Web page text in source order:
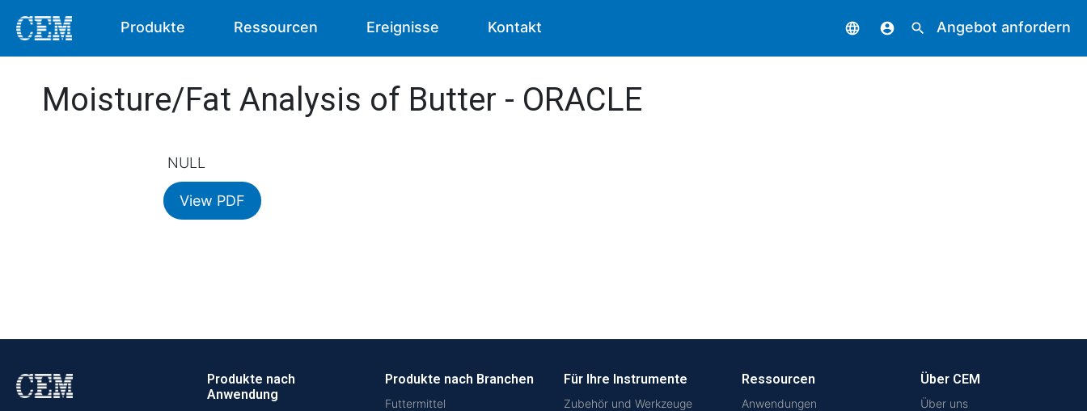
Produkte Ressourcen Ereignisse Kontakt language account_circle search Angebot anfordern
Moisture/Fat Analysis of Butter - ORACLE
NULL
View PDF
Produkte nach
Anwendung
Produkte nach Branchen
Futtermittel
Für Ihre Instrumente
Zubehör und Werkzeuge
Ressourcen
Anwendungen
Über CEM
Über uns